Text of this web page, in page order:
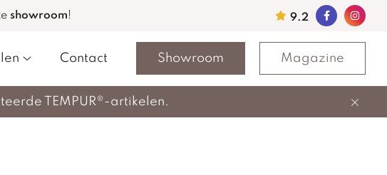
showroom! 9.2
Contact Showroom Magazine
TEMPUR®-artikelen.